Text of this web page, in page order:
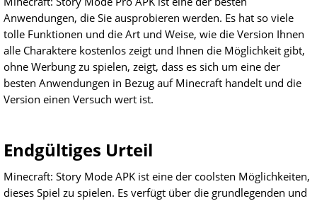
Anwendungen, die Sie ausprobieren werden. Es hat so viele
tolle Funktionen und die Art und Weise, wie die Version Ihnen
alle Charaktere kostenlos zeigt und Ihnen die Möglichkeit gibt,
ohne Werbung zu spielen, zeigt, dass es sich um eine der
besten Anwendungen in Bezug auf Minecraft handelt und die
Version einen Versuch wert ist.
Endgültiges Urteil
Minecraft: Story Mode APK ist eine der coolsten Möglichkeiten,
dieses Spiel zu spielen. Es verfügt über die grundlegenden und